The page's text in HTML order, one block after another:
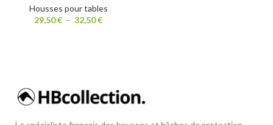
Housses pour tables
29,50€ – 32,50€